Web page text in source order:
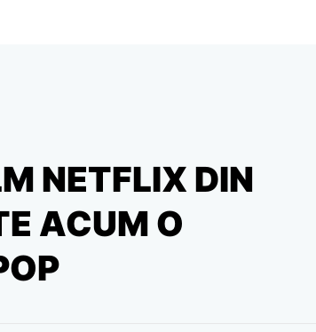
NETFLIX DIN
ACUM O